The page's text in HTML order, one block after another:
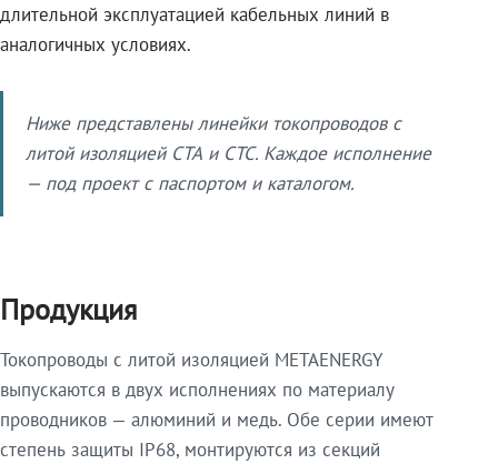
длительной эксплуатацией кабельных линий в
аналогичных условиях.
Ниже представлены линейки токопроводов с
литой изоляцией СТА и СТС. Каждое исполнение
— под проект с паспортом и каталогом.
Продукция
Токопроводы с литой изоляцией METAENERGY
выпускаются в двух исполнениях по материалу
проводников — алюминий и медь. Обе серии имеют
степень защиты IP68, монтируются из секций